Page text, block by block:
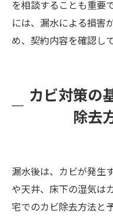
を相談することも重要
には、漏水による損害
め、契約内容を確認し
カビ対策の
除去
漏水後は、カビが発生
や天井、床下の湿気は
宅でのカビ除去方法と